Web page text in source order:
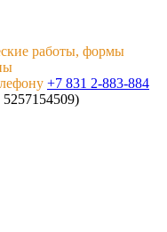
работы, формы
+7 831 2-883-884